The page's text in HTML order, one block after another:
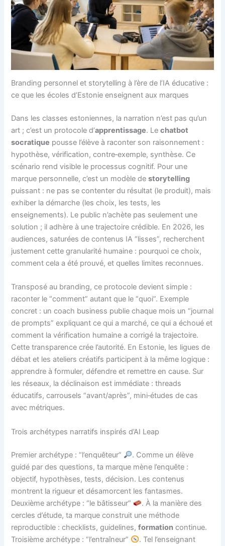
Branding personnel et storytelling à l’ère de l’IA éducative :
ce que les écoles d’Estonie enseignent aux marques
Dans les classes estoniennes, la narration n’est pas qu’un
art ; c’est un protocole d’apprentissage. Lechatbot
socratique pousse l’élève à raconter son raisonnement :
hypothèse, vérification, contre‑exemple, synthèse. Ce
scénario rend visible le processus cognitif. Pour une
marque personnelle, c’est un modèle destorytelling
puissant : ne pas se contenter du résultat (le produit), mais
exhiber la démarche (les choix, les tests, les
enseignements). Le public n’achète pas seulement une
solution ; il adhère à une trajectoire crédible. En 2026, les
audiences, saturées de contenus IA “lisses”, recherchent
justement cette granularité humaine : pourquoi ce choix,
comment cela a été prouvé, et quelles limites reconnues.
Transposé au branding, ce protocole devient simple :
raconter le “comment” autant que le “quoi”. Exemple
concret : un coach business publie chaque mois un “journal
de prompts” expliquant ce qui a marché, ce qui a échoué et
comment la vérification humaine a corrigé la trajectoire.
Cette transparence crée l’autorité. En Estonie, les ligues de
débat et les ateliers créatifs participent à la même logique :
apprendre à formuler, défendre et remettre en cause. Sur
les réseaux, la déclinaison est immédiate : threads
éducatifs, carrousels “avant/après”, mini‑études de cas
avec métriques.
Trois archétypes narratifs inspirés d’AI Leap
Premier archétype : “l’enquêteur”
. Comme un élève
guidé par des questions, ta marque mène l’enquête :
objectif, hypothèses, tests, décision. Les contenus
montrent la rigueur et désamorcent les fantasmes.
Deuxième archétype : “le bâtisseur”
. À la manière des
cercles d’étude, ta marque construit une méthode
reproductible : checklists, guidelines,formation continue.
Troisième archétype : “l’entraîneur”
. Tel l’enseignant